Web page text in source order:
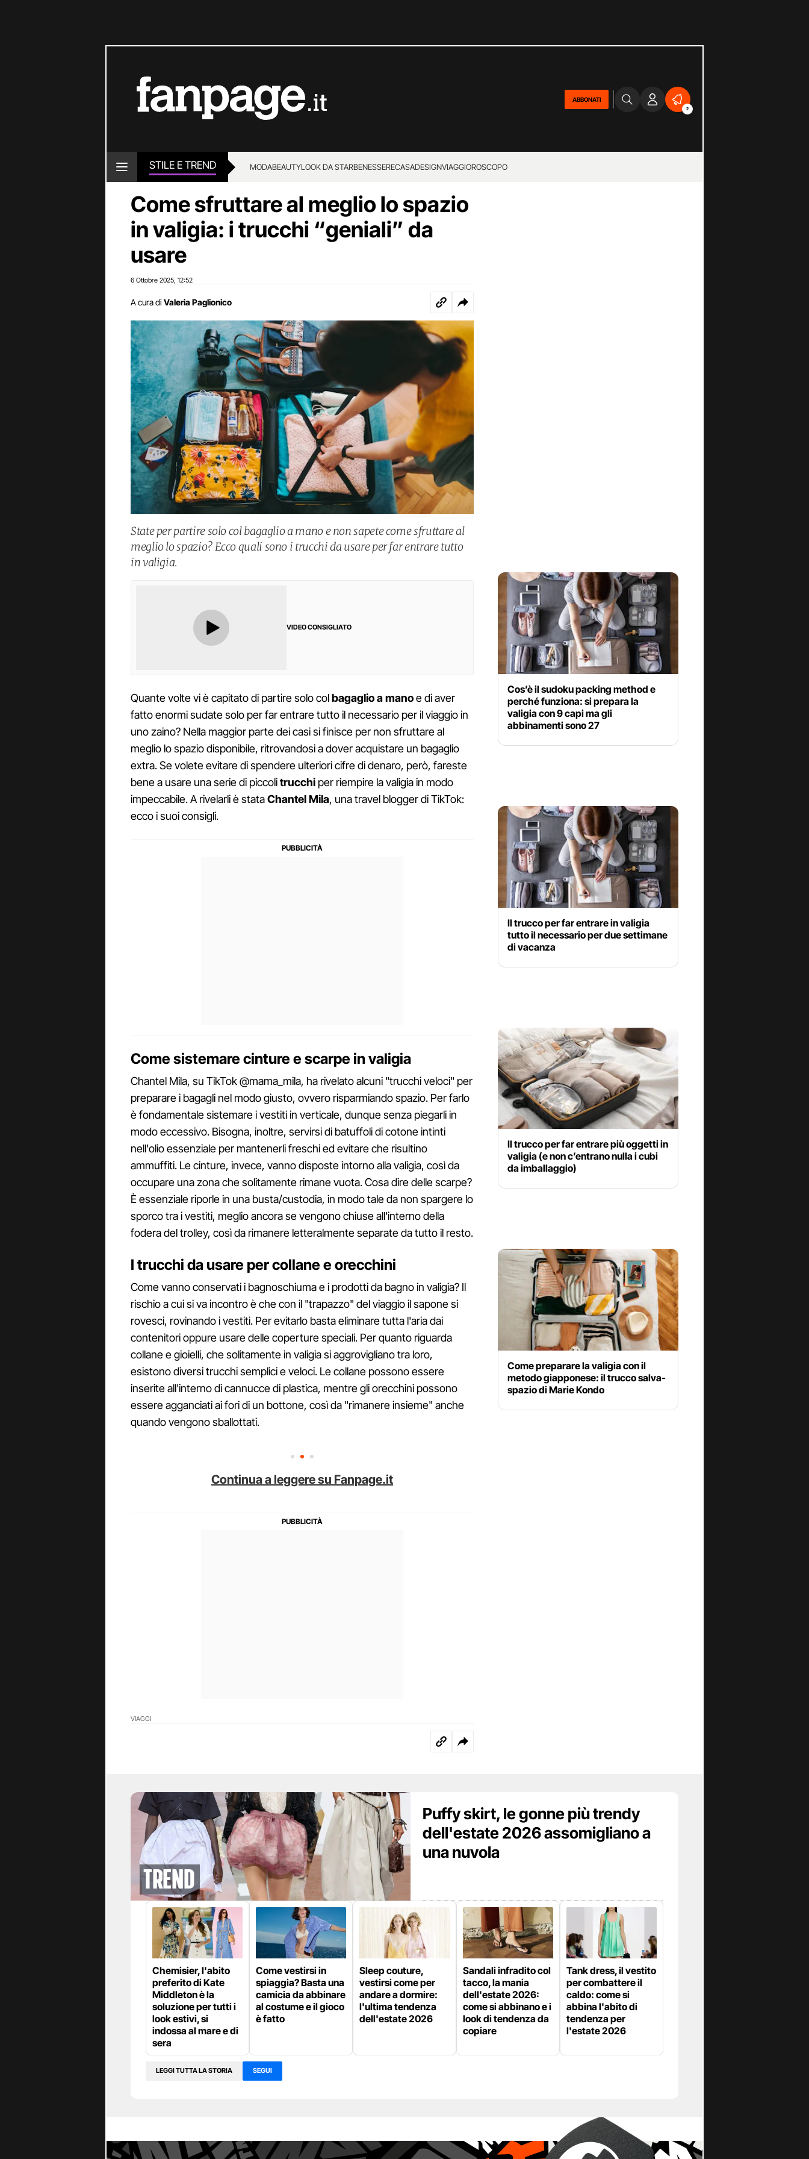
ABBONATI
2
STILE E TREND MODABEAUTYLOOK DA STARBENESSERECASADESIGNVIAGGIOROSCOPO
Come sfruttare al meglio lo spazio
in valigia: i trucchi “geniali” da
usare
6 Ottobre 2025 12:52
A cura di Valeria Paglionico
State per partire solo col bagaglio a mano e non sapete come sfruttare al
meglio lo spazio? Ecco quali sono i trucchi da usare per far entrare tutto
in valigia.
VIDEO CONSIGLIATO
Quante volte vi è capitato di partire solo colbagaglio a manoe di aver
fatto enormi sudate solo per far entrare tutto il necessario per il viaggio in
uno zaino? Nella maggior parte dei casi si finisce per non sfruttare al
meglio lo spazio disponibile, ritrovandosi a dover acquistare un bagaglio
extra. Se volete evitare di spendere ulteriori cifre di denaro, però, fareste
bene a usare una serie di piccolitrucchi per riempire la valigia in modo
impeccabile. A rivelarli è stataChantel Mila, una travel blogger di TikTok:
ecco i suoi consigli.
Come sistemare cinture e scarpe in valigia
Chantel Mila, su TikTok @mama_mila, ha rivelato alcuni "trucchi veloci" per
preparare i bagagli nel modo giusto, ovvero risparmiando spazio. Per farlo
è fondamentale sistemare i vestiti in verticale, dunque senza piegarli in
modo eccessivo. Bisogna, inoltre, servirsi di batuffoli di cotone intinti
nell'olio essenziale per mantenerli freschi ed evitare che risultino
ammuffiti. Le cinture, invece, vanno disposte intorno alla valigia, così da
occupare una zona che solitamente rimane vuota. Cosa dire delle scarpe?
È essenziale riporle in una busta/custodia, in modo tale da non spargere lo
sporco tra i vestiti, meglio ancora se vengono chiuse all'interno della
fodera del trolley, così da rimanere letteralmente separate da tutto il resto.
I trucchi da usare per collane e orecchini
Come vanno conservati i bagnoschiuma e i prodotti da bagno in valigia? Il
rischio a cui si va incontro è che con il "trapazzo" del viaggio il sapone si
rovesci, rovinando i vestiti. Per evitarlo basta eliminare tutta l'aria dai
contenitori oppure usare delle coperture speciali. Per quanto riguarda
collane e gioielli, che solitamente in valigia si aggrovigliano tra loro,
esistono diversi trucchi semplici e veloci. Le collane possono essere
inserite all'interno di cannucce di plastica, mentre gli orecchini possono
essere agganciati ai fori di un bottone, così da "rimanere insieme" anche
quando vengono sballottati.
Continua a leggere su Fanpage.it
VIAGGI
Cos’è il sudoku packing method e
perché funziona: si prepara la
valigia con 9 capi ma gli
abbinamenti sono 27
Il trucco per far entrare in valigia
tutto il necessario per due settimane
di vacanza
Il trucco per far entrare più oggetti in
valigia (e non c’entrano nulla i cubi
da imballaggio)
Come preparare la valigia con il
metodo giapponese: il trucco salva-
spazio di Marie Kondo
Trend
Puffy skirt, le gonne più trendy
dell'estate 2026 assomigliano a
una nuvola
Chemisier, l'abito
preferito di Kate
Middleton è la
soluzione per tutti i
look estivi, si
indossa al mare e di
sera
Come vestirsi in
spiaggia? Basta una
camicia da abbinare
al costume e il gioco
è fatto
Sleep couture,
vestirsi come per
andare a dormire:
l'ultima tendenza
dell'estate 2026
Sandali infradito col
tacco, la mania
dell'estate 2026:
come si abbinano e i
look di tendenza da
copiare
Tank dress, il vestito
per combattere il
caldo: come si
abbina l'abito di
tendenza per
l'estate 2026
LEGGI TUTTA LA STORIA SEGUI